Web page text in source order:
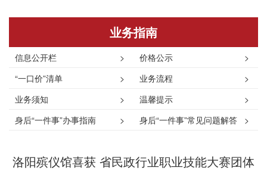
业务指南
>
信息公开栏 >
价格公示
>
“一口价”清单 >
业务流程
>
业务须知 >
温馨提示
>
身后“一件事”办事指南 >
身后“一件事”常见问题解答
洛阳殡仪馆喜获 省民政行业职业技能大赛团体